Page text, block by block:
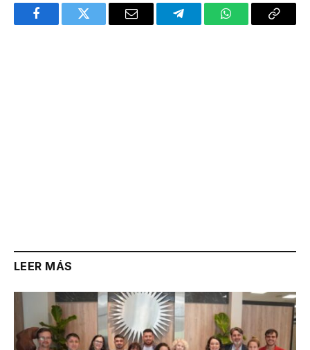
FacebookTwitter Email TelegramWhatsAppCopy
LEER MÁS